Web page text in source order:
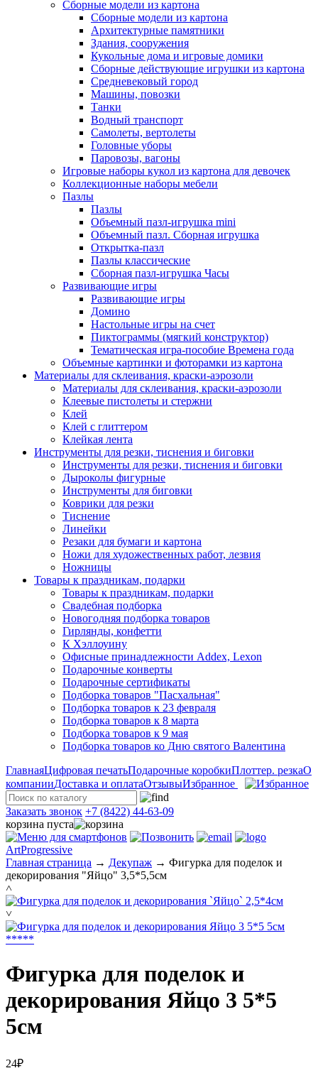
Сборные модели из картона
Сборные модели из картона
Архитектурные памятники
Здания, сооружения
Кукольные дома и игровые домики
Сборные действующие игрушки из картона
Средневековый город
Машины, повозки
Танки
Водный транспорт
Самолеты, вертолеты
Головные уборы
Паровозы, вагоны
Игровые наборы кукол из картона для девочек
Коллекционные наборы мебели
Пазлы
Пазлы
Объемный пазл-игрушка mini
Объемный пазл. Сборная игрушка
Открытка-пазл
Пазлы классические
Сборная пазл-игрушка Часы
Развивающие игры
Развивающие игры
Домино
Настольные игры на счет
Пиктограммы (мягкий конструктор)
Тематическая игра-пособие Времена года
Объемные картинки и фоторамки из картона
Материалы для склеивания, краски-аэрозоли
Материалы для склеивания, краски-аэрозоли
Клеевые пистолеты и стержни
Клей
Клей с глиттером
Клейкая лента
Инструменты для резки, тиснения и биговки
Инструменты для резки, тиснения и биговки
Дыроколы фигурные
Инструменты для биговки
Коврики для резки
Тиснение
Линейки
Резаки для бумаги и картона
Ножи для художественных работ, лезвия
Ножницы
Товары к праздникам, подарки
Товары к праздникам, подарки
Свадебная подборка
Новогодняя подборка товаров
Гирлянды, конфетти
К Хэллоуину
Офисные принадлежности Addex, Lexon
Подарочные конверты
Подарочные сертификаты
Подборка товаров "Пасхальная"
Подборка товаров к 23 февраля
Подборка товаров к 8 марта
Подборка товаров к 9 мая
Подборка товаров ко Дню святого Валентина
ГлавнаяЦифровая печатьПодарочные коробкиПлоттер. резкаО
компанииДоставка и оплатаОтзывыИзбранное
Заказать звонок +7 (8422) 44-63-09
корзина пуста
ArtProgressive
Главная страница → Декупаж → Фигурка для поделок и
декорирования "Яйцо" 3,5*5,5см
˄
˅
*****
Фигурка для поделок и
декорирования Яйцо 3 5*5
5см
24₽